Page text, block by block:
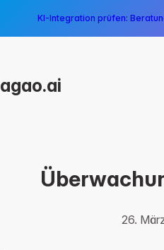
KI-Integration prüfen:
agao.ai
26.